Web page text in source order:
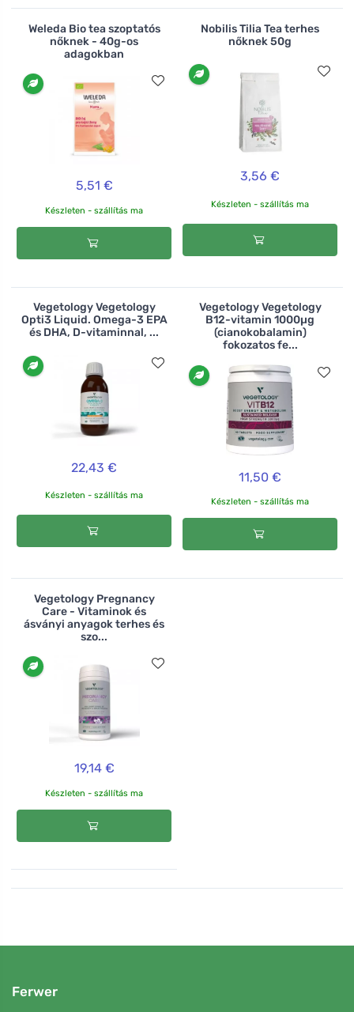
Weleda Bio tea szoptatós
nőknek - 40g-os
adagokban
5,51 €
Készleten - szállítás ma
Nobilis Tilia Tea terhes
nőknek 50g
3,56 €
Készleten - szállítás ma
Vegetology Vegetology
Opti3 Liquid. Omega-3 EPA
és DHA, D-vitaminnal, ...
22,43 €
Készleten - szállítás ma
Vegetology Vegetology
B12-vitamin 1000µg
(cianokobalamin)
fokozatos fe...
11,50 €
Készleten - szállítás ma
Vegetology Pregnancy
Care - Vitaminok és
ásványi anyagok terhes és
szo...
19,14 €
Készleten - szállítás ma
Ferwer